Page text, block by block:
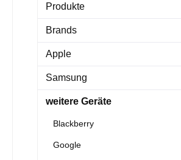
Produkte
Brands
Apple
Samsung
weitere Geräte
Blackberry
Google